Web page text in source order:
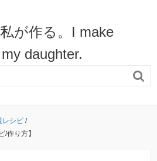
が作る。I make
daughter.

レシピ /
/作り方】